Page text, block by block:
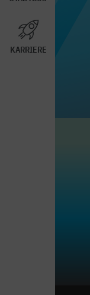
KARRIERE